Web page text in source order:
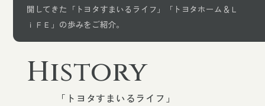
不動産売買
不動産売却
開してきた 「トヨタすまいるライフ」「トヨタホーム＆Ｌ
ｉＦＥ」の歩みをご紹介。
History
「トヨタすまいるライフ」